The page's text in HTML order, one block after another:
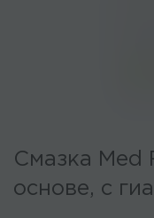
Смазка Med
основе, с